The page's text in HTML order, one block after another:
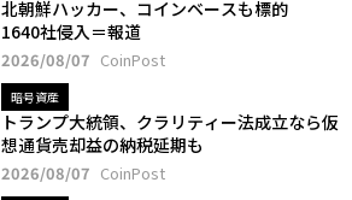
北朝鮮ハッカー、コインベースも標的
1640社侵入＝報道
2026/08/07 CoinPost
暗号資産
トランプ大統領、クラリティー法成立なら仮
想通貨売却益の納税延期も
2026/08/07 CoinPost